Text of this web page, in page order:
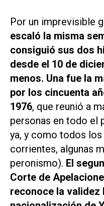
Por un imprevisible
escaló la misma
consiguió sus dos
desde el 10 de
menos. Una fue la
por los cincuenta
1976, que reunió a
personas en todo el
ya, y como todos
corrientes, algunas
peronismo). El
Corte de
reconoce la validez